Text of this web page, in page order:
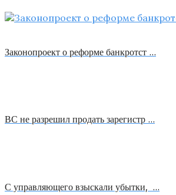
Законопроект о реформе банкротст …
ВС не разрешил продать зарегистр …
С управляющего взыскали убытки, …